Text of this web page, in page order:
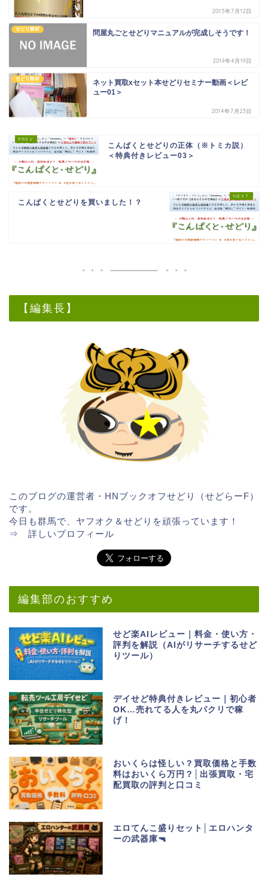
2015年7月12日
せどり教材 問屋丸ごとせどりマニュアルが完成しそうです！
2019年4月19日
せどり教材
ネット買取xセット本せどりセミナー動画＜レビ
ュー01＞
2014年7月23日
こんぱくとせどりの正体（※トミカ説）
＜特典付きレビュー03＞
こんぱくとせどりを買いました！？
【編集長】
このブログの運営者・HNブックオフせどり（せどらーF）
です。
今日も群馬で、ヤフオク＆せどりを頑張っています！
⇒ 詳しいプロフィール
編集部のおすすめ
せど楽AIレビュー｜料金・使い方・
評判を解説（AIがリサーチするせど
りツール）
デイせど特典付きレビュー｜初心者
OK…売れてる人を丸パクリで稼
げ！
おいくらは怪しい？買取価格と手数
料はおいくら万円？│出張買取・宅
配買取の評判と口コミ
エロてんこ盛りセット│エロハンタ
ーの武器庫🔫